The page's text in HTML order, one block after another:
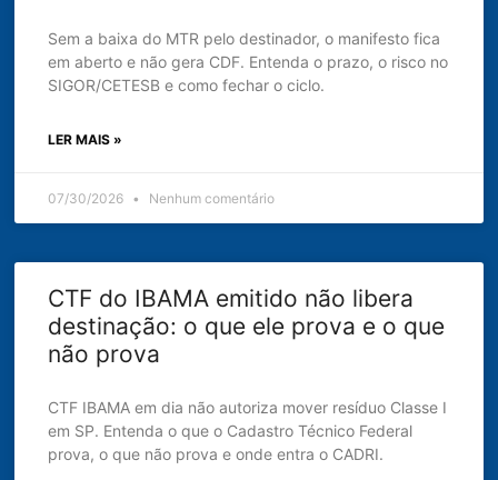
Sem a baixa do MTR pelo destinador, o manifesto fica
em aberto e não gera CDF. Entenda o prazo, o risco no
SIGOR/CETESB e como fechar o ciclo.
LER MAIS »
07/30/2026 Nenhum comentário
CTF do IBAMA emitido não libera
destinação: o que ele prova e o que
não prova
CTF IBAMA em dia não autoriza mover resíduo Classe I
em SP. Entenda o que o Cadastro Técnico Federal
prova, o que não prova e onde entra o CADRI.